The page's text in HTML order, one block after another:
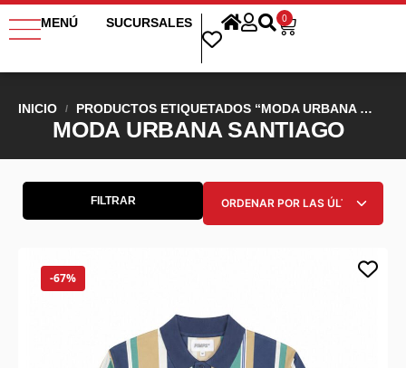
MENÚ SUCURSALES 0
INICIO / PRODUCTOS ETIQUETADOS “MODA URBANA SANTIAGO”
MODA URBANA SANTIAGO
FILTRAR
-67%